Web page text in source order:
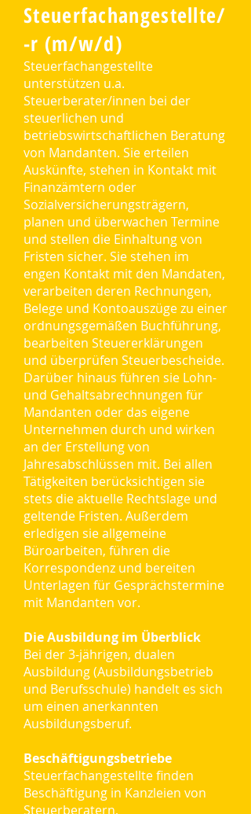
Steuerfachangestellte/
-r (m/w/d)
Steuerfachangestellte
unterstützen u.a.
Steuerberater/innen bei der
steuerlichen und
betriebswirtschaftlichen Beratung
von Mandanten. Sie erteilen
Auskünfte, stehen in Kontakt mit
Finanzämtern oder
Sozialversicherungsträgern,
planen und überwachen Termine
und stellen die Einhaltung von
Fristen sicher. Sie stehen im
engen Kontakt mit den Mandaten,
verarbeiten deren Rechnungen,
Belege und Kontoauszüge zu einer
ordnungsgemäßen Buchführung,
bearbeiten Steuererklärungen
und überprüfen Steuerbescheide.
Darüber hinaus führen sie Lohn-
und Gehaltsabrechnungen für
Mandanten oder das eigene
Unternehmen durch und wirken
an der Erstellung von
Jahresabschlüssen mit. Bei allen
Tätigkeiten berücksichtigen sie
stets die aktuelle Rechtslage und
geltende Fristen. Außerdem
erledigen sie allgemeine
Büroarbeiten, führen die
Korrespondenz und bereiten
Unterlagen für Gesprächstermine
mit Mandanten vor.
Die Ausbildung im Überblick
Bei der 3-jährigen, dualen
Ausbildung (Ausbildungsbetrieb
und Berufsschule) handelt es sich
um einen anerkannten
Ausbildungsberuf.
Beschäftigungsbetriebe
Steuerfachangestellte finden
Beschäftigung in Kanzleien von
Steuerberatern,